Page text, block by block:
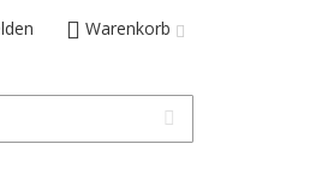
Warenkorb